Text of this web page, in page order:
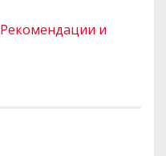
Рекомендации и